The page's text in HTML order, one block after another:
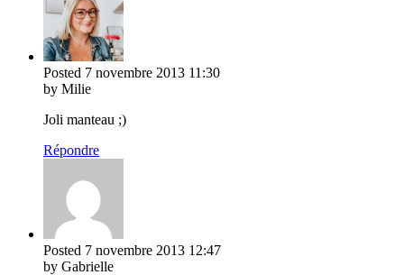
Posted 7 novembre 2013 11:30
by Milie
Joli manteau ;)
Répondre
Posted 7 novembre 2013 12:47
by Gabrielle